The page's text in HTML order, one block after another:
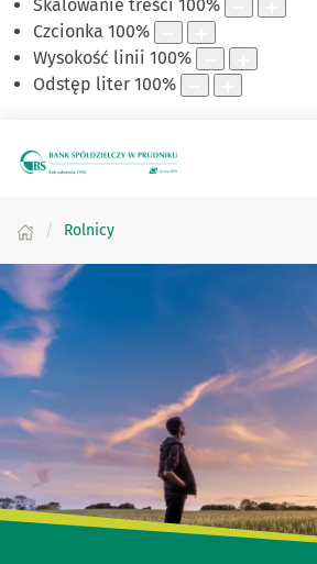
Skalowanie treści 100%
Czcionka 100%
Wysokość linii 100%
Odstęp liter 100%
Rolnicy